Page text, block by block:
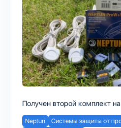
Получен второй комплект
Neptun Системы защиты от